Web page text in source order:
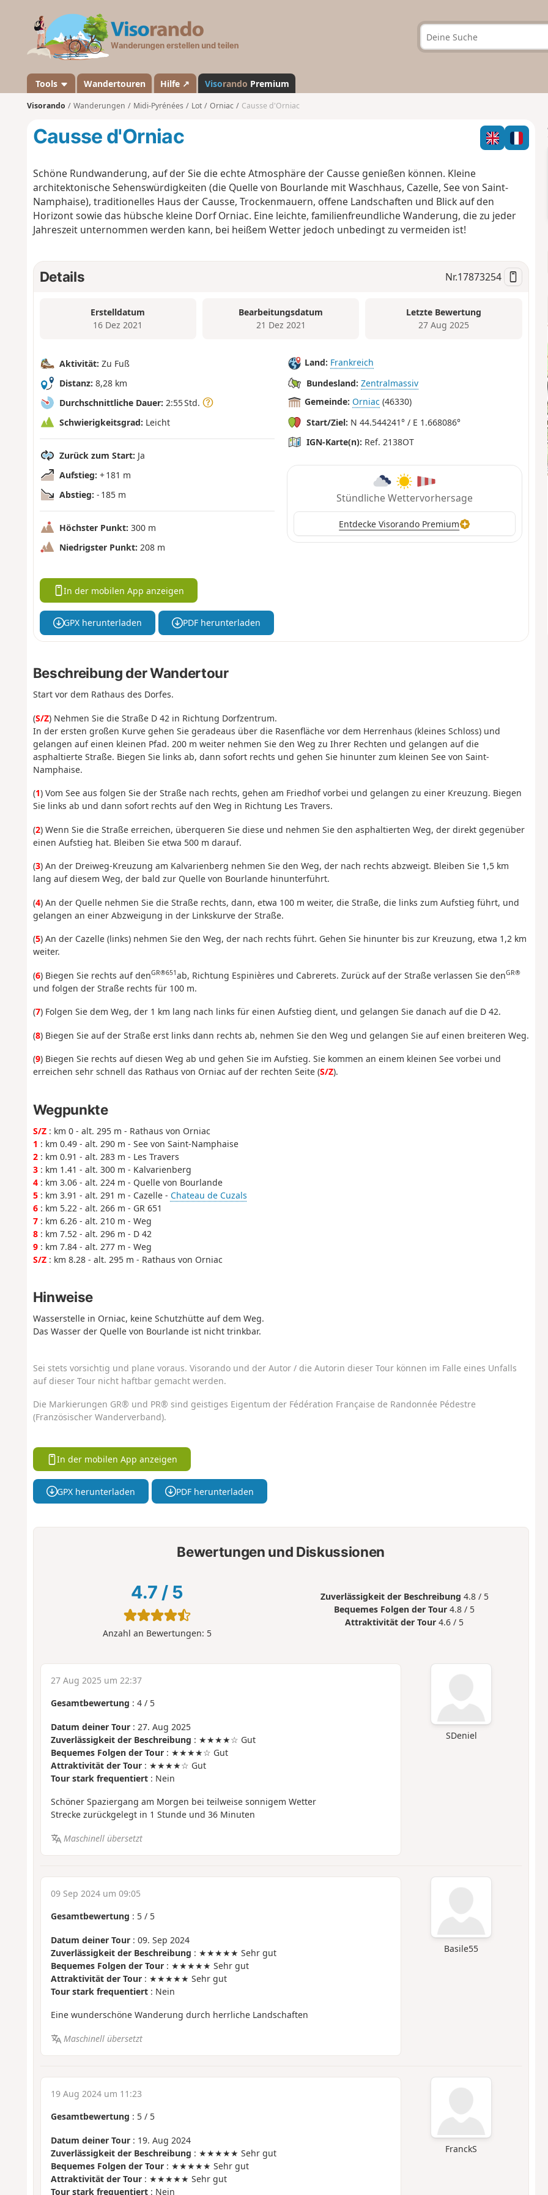
a
n
d
Tools Wandertouren Hilfe ↗ Visorando Premium
Visorando Wanderungen Midi-Pyrénées Lot Orniac Causse d'Orniac
Causse d'Orniac
Schöne Rundwanderung, auf der Sie die echte Atmosphäre der Causse genießen können. Kleine
architektonische Sehenswürdigkeiten (die Quelle von Bourlande mit Waschhaus, Cazelle, See von Saint-
Namphaise), traditionelles Haus der Causse, Trockenmauern, offene Landschaften und Blick auf den
Horizont sowie das hübsche kleine Dorf Orniac. Eine leichte, familienfreundliche Wanderung, die zu jeder
Jahreszeit unternommen werden kann, bei heißem Wetter jedoch unbedingt zu vermeiden ist!
Details Nr.17873254
Erstelldatum
16 Dez 2021
Bearbeitungsdatum
21 Dez 2021
Letzte Bewertung
27 Aug 2025
Aktivität: Zu Fuß
Distanz: 8,28 km
Durchschnittliche Dauer: 2:55 Std.
Schwierigkeitsgrad: Leicht
Zurück zum Start: Ja
Aufstieg: + 181 m
Abstieg: - 185 m
Höchster Punkt: 300 m
Niedrigster Punkt: 208 m
Land: Frankreich
Bundesland: Zentralmassiv
Gemeinde: Orniac (46330)
Start/Ziel: N 44.544241° / E 1.668086°
IGN-Karte(n): Ref. 2138OT
Stündliche Wettervorhersage
Entdecke Visorando Premium
In der mobilen App anzeigen
GPX herunterladen PDF herunterladen
Beschreibung der Wandertour
Start vor dem Rathaus des Dorfes.
(S/Z) Nehmen Sie die Straße D 42 in Richtung Dorfzentrum.
In der ersten großen Kurve gehen Sie geradeaus über die Rasenfläche vor dem Herrenhaus (kleines Schloss) und
gelangen auf einen kleinen Pfad. 200 m weiter nehmen Sie den Weg zu Ihrer Rechten und gelangen auf die
asphaltierte Straße. Biegen Sie links ab, dann sofort rechts und gehen Sie hinunter zum kleinen See von Saint-
Namphaise.
(1) Vom See aus folgen Sie der Straße nach rechts, gehen am Friedhof vorbei und gelangen zu einer Kreuzung. Biegen
Sie links ab und dann sofort rechts auf den Weg in Richtung Les Travers.
(2) Wenn Sie die Straße erreichen, überqueren Sie diese und nehmen Sie den asphaltierten Weg, der direkt gegenüber
einen Aufstieg hat. Bleiben Sie etwa 500 m darauf.
(3) An der Dreiweg-Kreuzung am Kalvarienberg nehmen Sie den Weg, der nach rechts abzweigt. Bleiben Sie 1,5 km
lang auf diesem Weg, der bald zur Quelle von Bourlande hinunterführt.
(4) An der Quelle nehmen Sie die Straße rechts, dann, etwa 100 m weiter, die Straße, die links zum Aufstieg führt, und
gelangen an einer Abzweigung in der Linkskurve der Straße.
(5) An der Cazelle (links) nehmen Sie den Weg, der nach rechts führt. Gehen Sie hinunter bis zur Kreuzung, etwa 1,2 km
weiter.
(6) Biegen Sie rechts auf denGR®651ab, Richtung Espinières und Cabrerets. Zurück auf der Straße verlassen Sie denGR®
und folgen der Straße rechts für 100 m.
(7) Folgen Sie dem Weg, der 1 km lang nach links für einen Aufstieg dient, und gelangen Sie danach auf die D 42.
(8) Biegen Sie auf der Straße erst links dann rechts ab, nehmen Sie den Weg und gelangen Sie auf einen breiteren Weg.
(9) Biegen Sie rechts auf diesen Weg ab und gehen Sie im Aufstieg. Sie kommen an einem kleinen See vorbei und
erreichen sehr schnell das Rathaus von Orniac auf der rechten Seite (S/Z).
Wegpunkte
S/Z: km 0 - alt. 295 m - Rathaus von Orniac
1 : km 0.49 - alt. 290 m - See von Saint-Namphaise
2: km 0.91 - alt. 283 m - Les Travers
3: km 1.41 - alt. 300 m - Kalvarienberg
4: km 3.06 - alt. 224 m - Quelle von Bourlande
5: km 3.91 - alt. 291 m - Cazelle - Chateau de Cuzals
6: km 5.22 - alt. 266 m - GR 651
7: km 6.26 - alt. 210 m - Weg
8: km 7.52 - alt. 296 m - D 42
9: km 7.84 - alt. 277 m - Weg
S/Z: km 8.28 - alt. 295 m - Rathaus von Orniac
Hinweise
Wasserstelle in Orniac, keine Schutzhütte auf dem Weg.
Das Wasser der Quelle von Bourlande ist nicht trinkbar.
Sei stets vorsichtig und plane voraus. Visorando und der Autor / die Autorin dieser Tour können im Falle eines Unfalls
auf dieser Tour nicht haftbar gemacht werden.
Die Markierungen GR® und PR® sind geistiges Eigentum der Fédération Française de Randonnée Pédestre
(Französischer Wanderverband).
In der mobilen App anzeigen
GPX herunterladen PDF herunterladen
Bewertungen und Diskussionen
4.7 / 5
Anzahl an Bewertungen: 5
Zuverlässigkeit der Beschreibung 4.8 / 5
Bequemes Folgen der Tour 4.8 / 5
Attraktivität der Tour 4.6 / 5
SDeniel
27 Aug 2025 um 22:37
Gesamtbewertung : 4/ 5
Datum deiner Tour: 27. Aug 2025
Zuverlässigkeit der Beschreibung : ★★★★☆ Gut
Bequemes Folgen der Tour: ★★★★☆ Gut
Attraktivität der Tour: ★★★★☆ Gut
Tour stark frequentiert: Nein
Schöner Spaziergang am Morgen bei teilweise sonnigem Wetter
Strecke zurückgelegt in 1 Stunde und 36 Minuten
Maschinell übersetzt
Basile55
09 Sep 2024 um 09:05
Gesamtbewertung : 5/ 5
Datum deiner Tour: 09. Sep 2024
Zuverlässigkeit der Beschreibung : ★★★★★ Sehr gut
Bequemes Folgen der Tour: ★★★★★ Sehr gut
Attraktivität der Tour: ★★★★★ Sehr gut
Tour stark frequentiert: Nein
Eine wunderschöne Wanderung durch herrliche Landschaften
Maschinell übersetzt
FranckS
19 Aug 2024 um 11:23
Gesamtbewertung : 5/ 5
Datum deiner Tour: 19. Aug 2024
Zuverlässigkeit der Beschreibung : ★★★★★ Sehr gut
Bequemes Folgen der Tour: ★★★★★ Sehr gut
Attraktivität der Tour: ★★★★★ Sehr gut
Tour stark frequentiert: Nein